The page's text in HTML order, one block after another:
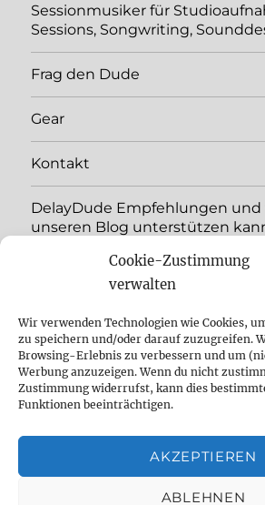
Cookie-Zustimmung
verwalten
Wir verwenden Technologien wie Cookies,
zu speichern und/oder darauf zuzugreifen.
Browsing-Erlebnis zu verbessern und um
Werbung anzuzeigen. Wenn du nicht
Zustimmung widerrufst, kann dies
Funktionen beeinträchtigen.
AKZEPTIEREN
ABLEHNEN
Sessionmusiker für
Sessions, Songwriting,
Frag den Dude
Gear
Kontakt
DelayDude Empfehlungen und
unseren Blog unterstützen
YouTube
Instagram
Feed
Cookie Policy (EU)